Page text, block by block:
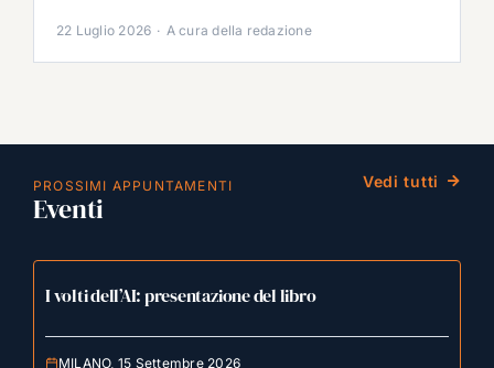
22 Luglio 2026 · A cura della redazione
PROSSIMI APPUNTAMENTI
Eventi
Vedi tutti
I volti dell’AI: presentazione del libro
MILANO, 15 Settembre 2026